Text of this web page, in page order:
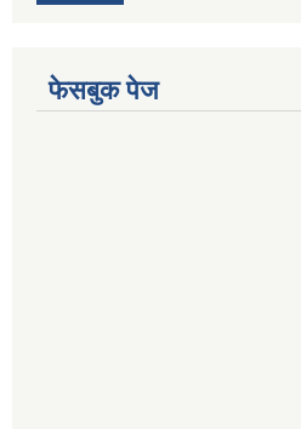
फेसबुक पेज